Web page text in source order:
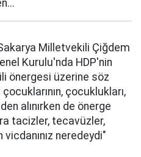
Milletvekili Çiğdem
Kurulu'nda HDP'nin
önergesi üzerine söz
çocuklarının, çocuklukları,
alınırken de önerge
tacizler, tecavüzler,
vicdanınız neredeydi"